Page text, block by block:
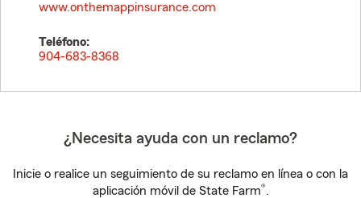
www.onthemappinsurance.com
Teléfono:
904-683-8368
¿Necesita ayuda con un reclamo?
Inicie o realice un seguimiento de su reclamo en línea o con la
aplicación móvil de State Farm®.